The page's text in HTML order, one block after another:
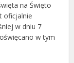
na Święto
oficjalnie
w dniu 7
w tym